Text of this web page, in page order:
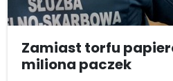
Zamiast torfu
miliona paczek